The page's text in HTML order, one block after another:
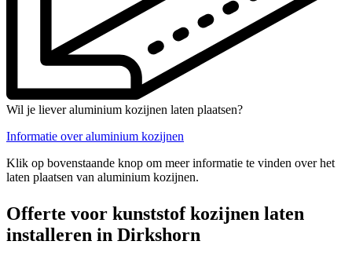
Wil je liever aluminium kozijnen laten plaatsen?
Informatie over aluminium kozijnen
Klik op bovenstaande knop om meer informatie te vinden over het
laten plaatsen van aluminium kozijnen.
Offerte voor kunststof kozijnen laten
installeren in Dirkshorn